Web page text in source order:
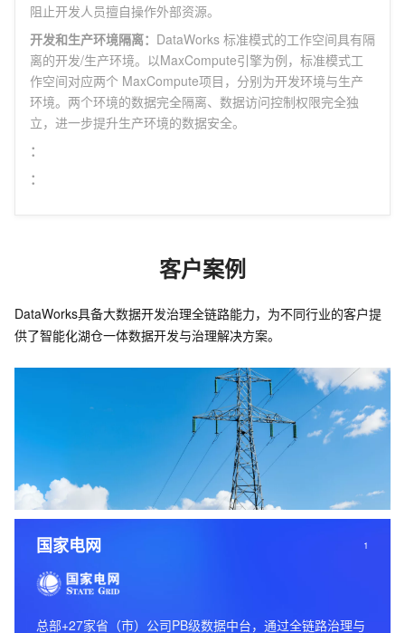
阻止开发人员擅自操作外部资源。
开发和生产环境隔离： DataWorks 标准模式的工作空间具有隔
离的开发/生产环境。以MaxCompute引擎为例，标准模式工
作空间对应两个 MaxCompute项目，分别为开发环境与生产
环境。两个环境的数据完全隔离、数据访问控制权限完全独
立，进一步提升生产环境的数据安全。
：
：
客户案例
DataWorks具备大数据开发治理全链路能力，为不同行业的客户提
供了智能化湖仓一体数据开发与治理解决方案。
1
国家电网
总部+27家省（市）公司PB级数据中台，通过全链路治理与